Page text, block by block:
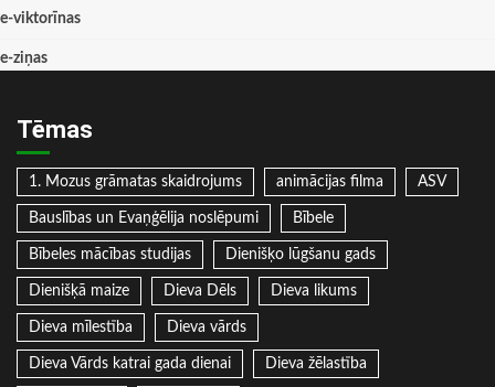
e-viktorīnas
e-ziņas
Tēmas
1. Mozus grāmatas skaidrojums animācijas filma ASV
Bauslības un Evaņģēlija noslēpumi Bībele
Bībeles mācības studijas Dienišķo lūgšanu gads
Dienišķā maize Dieva Dēls Dieva likums
Dieva mīlestība Dieva vārds
Dieva Vārds katrai gada dienai Dieva žēlastība